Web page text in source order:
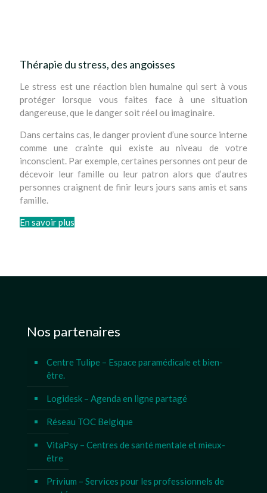
Thérapie du stress, des angoisses
Le stress est une réaction bien humaine qui sert à vous
protéger lorsque vous faites face à une situation
dangereuse, que le danger soit réel ou imaginaire.
Dans certains cas, le danger provient d’une source interne
comme une crainte qui existe au niveau de votre
inconscient. Par exemple, certaines personnes ont peur de
décevoir leur famille ou leur patron alors que d’autres
personnes craignent de finir leurs jours sans amis et sans
famille.
En savoir plus
Nos partenaires
Centre Tulipe – Espace paramédicale et bien-
être.
Logidesk – Agenda en ligne partagé
Réseau TOC Belgique
VitaPsy – Centres de santé mentale et mieux-
être
Privium – Services pour les professionnels de